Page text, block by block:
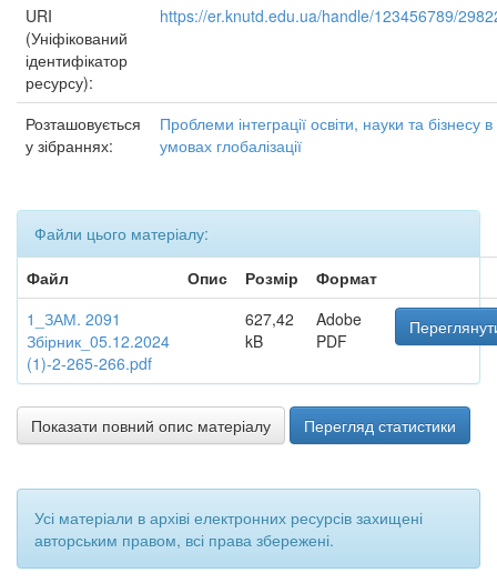
URI
(Уніфікований
ідентифікатор
ресурсу):
https://er.knutd.edu.ua/handle/123456789/
Розташовується
у зібраннях:
Проблеми інтеграції освіти, науки та бізнесу в
умовах глобалізації
Файли цього матеріалу:
Файл
Опис Розмір
Формат
1_ЗАМ. 2091
Збірник_05.12.2024
(1)-2-265-266.pdf
627,42
kB
Adobe
PDF
Показати повний опис матеріалу Перегляд статистики
Усі матеріали в архіві електронних ресурсів захищені
авторським правом, всі права збережені.